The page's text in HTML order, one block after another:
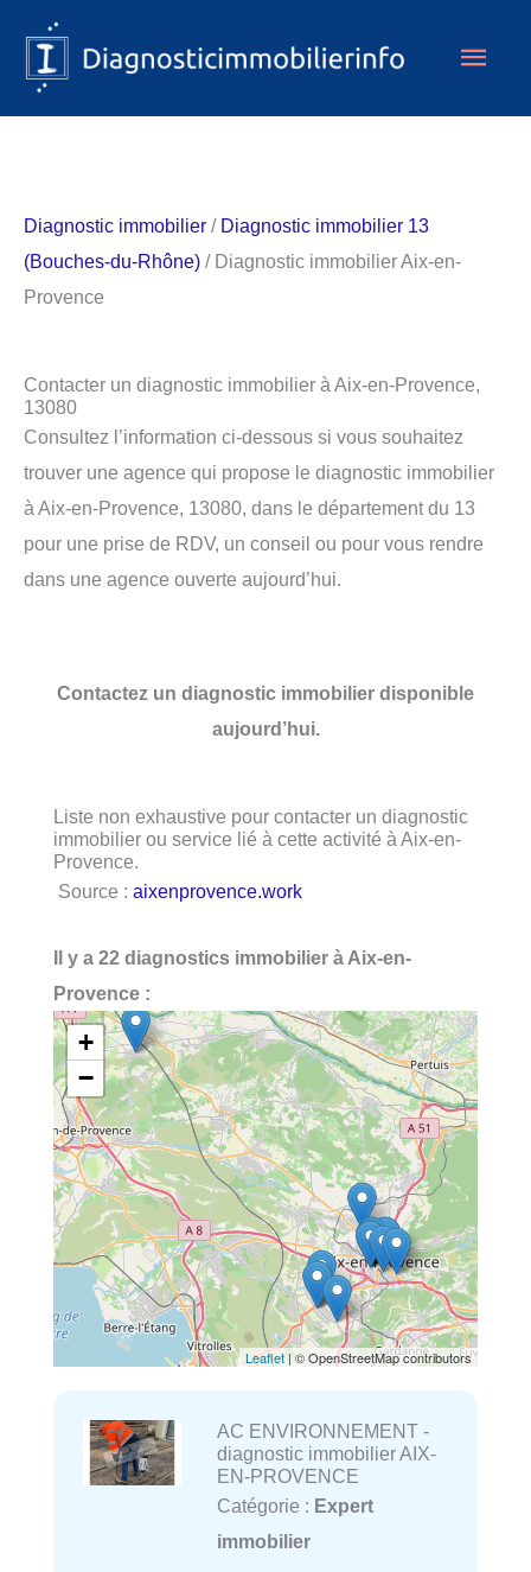
contenu
Diagnostic immobilier / Diagnostic immobilier 13
(Bouches-du-Rhône) / Diagnostic immobilier Aix-en-
Provence
Contacter un diagnostic immobilier à Aix-en-Provence,
13080
Consultez l’information ci-dessous si vous souhaitez
trouver une agence qui propose le diagnostic immobilier
à Aix-en-Provence, 13080, dans le département du 13
pour une prise de RDV, un conseil ou pour vous rendre
dans une agence ouverte aujourd’hui.
Contactez un diagnostic immobilier disponible
aujourd’hui.
Liste non exhaustive pour contacter un diagnostic
immobilier ou service lié à cette activité à Aix-en-
Provence.
Source : aixenprovence.work
Il y a 22 diagnostics immobilier à Aix-en-
Provence :
+
−
Leaflet | © OpenStreetMap contributors
AC ENVIRONNEMENT -
diagnostic immobilier AIX-
EN-PROVENCE
Catégorie : Expert
immobilier